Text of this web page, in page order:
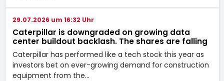
29.07.2026 um 16:32 Uhr
Caterpillar is downgraded on growing data
center buildout backlash. The shares are falling
Caterpillar has performed like a tech stock this year as
investors bet on ever-growing demand for construction
equipment from the…